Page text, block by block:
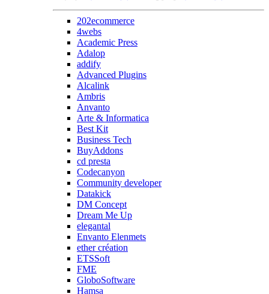
202ecommerce
4webs
Academic Press
Adalop
addify
Advanced Plugins
Alcalink
Ambris
Anvanto
Arte & Informatica
Best Kit
Business Tech
BuyAddons
cd presta
Codecanyon
Community developer
Datakick
DM Concept
Dream Me Up
elegantal
Envanto Elenmets
ether création
ETSSoft
FME
GloboSoftware
Hamsa